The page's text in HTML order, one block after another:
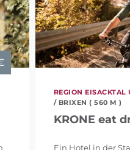
REGION
/ BRIXEN ( 560 M )
KRONE eat
Ein Hotel in der